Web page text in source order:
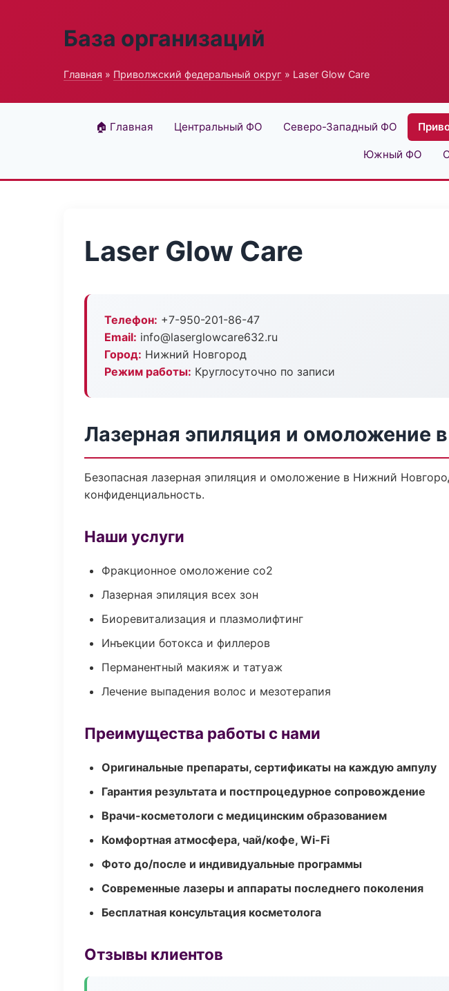
База организаций
Главная » Приволжский федеральный округ » Laser Glow Care
🏠 Главная Центральный ФО Северо-Западный ФО
Южный ФО
Laser Glow Care
Телефон: +7-950-201-86-47
Email: info@laserglowcare632.ru
Город: Нижний Новгород
Режим работы: Круглосуточно по записи
Лазерная эпиляция и омоложение
Безопасная лазерная эпиляция и омоложение в Нижний
конфиденциальность.
Наши услуги
Фракционное омоложение co2
Лазерная эпиляция всех зон
Биоревитализация и плазмолифтинг
Инъекции ботокса и филлеров
Перманентный макияж и татуаж
Лечение выпадения волос и мезотерапия
Преимущества работы с нами
Оригинальные препараты, сертификаты на каждую ампулу
Гарантия результата и постпроцедурное сопровождение
Врачи-косметологи с медицинским образованием
Комфортная атмосфера, чай/кофе, Wi-Fi
Фото до/после и индивидуальные программы
Современные лазеры и аппараты последнего поколения
Бесплатная консультация косметолога
Отзывы клиентов